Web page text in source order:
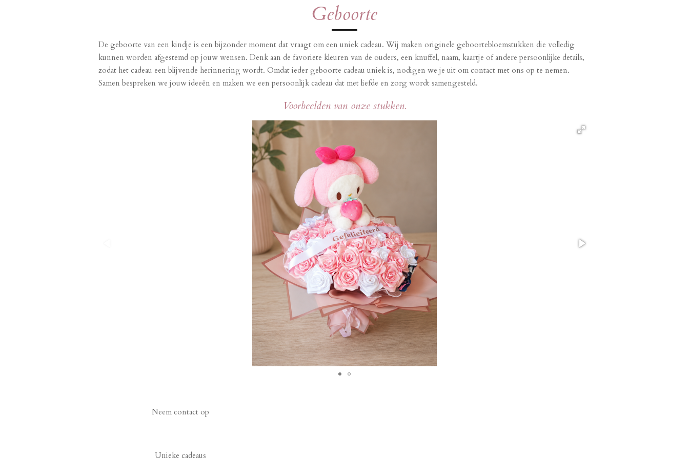
Geboorte
De geboorte van een kindje is een bijzonder moment dat vraagt om een uniek cadeau. Wij maken originele geboortebloemstukken die volledig
kunnen worden afgestemd op jouw wensen. Denk aan de favoriete kleuren van de ouders, een knuffel, naam, kaartje of andere persoonlijke details,
zodat het cadeau een blijvende herinnering wordt. Omdat ieder geboorte cadeau uniek is, nodigen we je uit om contact met ons op te nemen.
Samen bespreken we jouw ideeën en maken we een persoonlijk cadeau dat met liefde en zorg wordt samengesteld.
Voorbeelden van onze stukken.
Neem contact op
Unieke cadeaus